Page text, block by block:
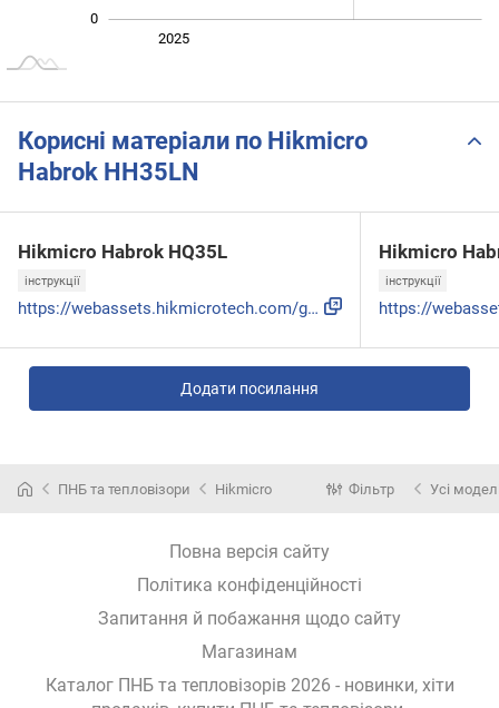
0
2025
Корисні матеріали по Hikmicro
Habrok HH35LN
Hikmicro Habrok HQ35L
інструкції
https://webassets.hikmicrotech.com/global/asset/4f98cc61e11...
Hikmicro
інструкції
Додати посилання
ПНБ та тепловізори Hikmicro Фільтр Усі
Повна версія сайту
Політика конфіденційності
Запитання й побажання щодо сайту
Магазинам
Каталог ПНБ та тепловізорів 2026 - новинки, хіти